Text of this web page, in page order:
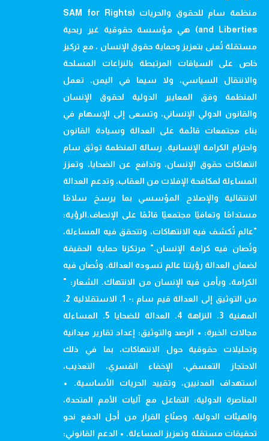
منظمة سام للحقوق والحريات (SAM for Rights
and Liberties) هي مؤسسة حقوقية غير ربحية
مستقلة تُعنى بتعزيز وحماية حقوق الإنسان ، مع تركيز
خاص على السياقات المرتبطة بالنزاعات المسلحة
والانتقال السياسي، ولا سيما في اليمن. تعمل
المنظمة وفق المعايير الدولية لحقوق الإنسان
والقانون الدولي الإنساني، وتسعى إلى الإسهام في
بناء مجتمعات قائمة على العدالة وسيادة القانون
واحترام الكرامة الإنسانية. رسالة المنظمة توثق سام
انتهاكات حقوق الإنسان، وتدافع عن الضحايا، وتعزز
المساءلة لمكافحة الإفلات من العقاب، وتدعم العدالة
الانتقالية والإصلاح المؤسسي بما يرسخ سلامًا
مستدامًا وتعافيًا مجتمعيًا قائمًا على الإنصاف.الرؤية:
"عالم تُكشف فيه الانتهاكات، وتتحقق فيه المساءلة،
وتُصان فيه كرامة الإنسان." مرتكزنا حماية الحقيقة
لضمان العدالة رؤيتنا عالم تسوده العدالة، وتُصان فيه
الكرامة، ويأمن فيه الإنسان من الانتهاك. الشعار: "
من التوثيق إلى العدالة قيم سام :- 1. الاستقلالية 2.
المهنية 3. النزاهة 4. العدالة للضحايا 5. المساءلة
مجالات الخبرة: • الرصد والتوثيق: إعداد تقارير ميدانية
وتحليلات حقوقية حول الانتهاكات، بما في ذلك
الاحتجاز التعسفي، الإخفاء القسري، التعذيب،
استهداف المدنيين، وتقييد الحريات الأساسية. •
المناصرة الدولية: التفاعل مع آليات الأمم المتحدة،
والهيئات الدولية، وصنّاع القرار من أجل الدفع نحو
تحقيقات مستقلة وتعزيز المساءلة. • الدعم القانوني: